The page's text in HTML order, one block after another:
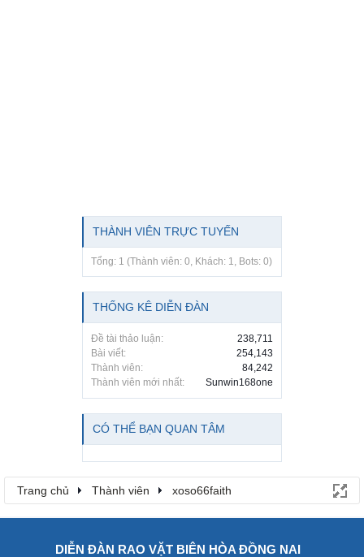
THÀNH VIÊN TRỰC TUYẾN
Tổng: 1 (Thành viên: 0, Khách: 1, Bots: 0)
THỐNG KÊ DIỄN ĐÀN
Đề tài thảo luận:
238,711
Bài viết:
254,143
Thành viên:
84,242
Thành viên mới nhất:
Sunwin168one
CÓ THỂ BẠN QUAN TÂM
Trang chủ Thành viên xoso66faith
DIỄN ĐÀN RAO VẶT BIÊN HÒA ĐỒNG NAI